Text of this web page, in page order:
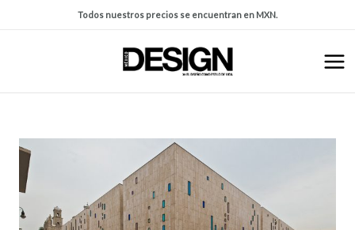
Todos nuestros precios se encuentran en MXN.